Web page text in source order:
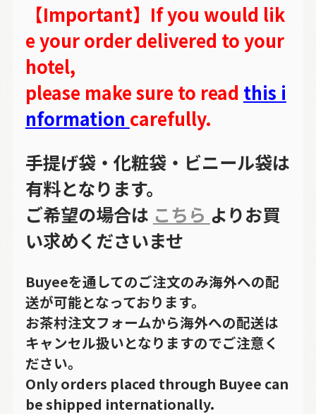
【Important】If you would lik
e your order delivered to your
hotel,
please make sure to read this i
nformation carefully.
手提げ袋・化粧袋・ビニール袋は
有料となります。
ご希望の場合は こちら よりお買
い求めくださいませ
Buyeeを通してのご注文のみ海外への配
送が可能となっております。
お茶村注文フォームから海外への配送は
キャンセル扱いとなりますのでご注意く
ださい。
Only orders placed through Buyee can
be shipped internationally.